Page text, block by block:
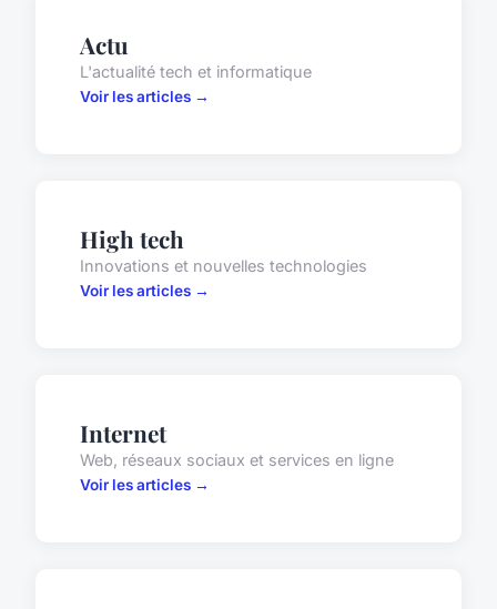
Actu
L'actualité tech et informatique
Voir les articles →
High tech
Innovations et nouvelles technologies
Voir les articles →
Internet
Web, réseaux sociaux et services en ligne
Voir les articles →